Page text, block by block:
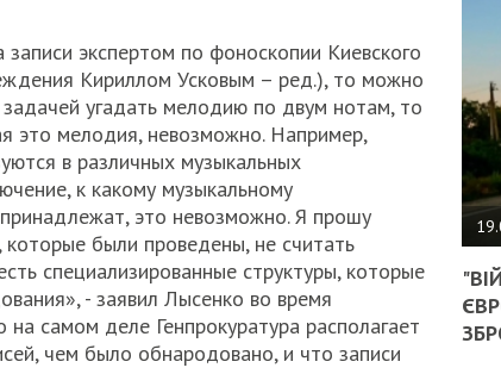
экспертом по фоноскопии Киевского
Кириллом Усковым – ред.), то можно
угадать мелодию по двум нотам, то
это мелодия, невозможно. Например,
в различных музыкальных
к какому музыкальному
это невозможно. Я прошу
были проведены, не считать
специализированные структуры, которые
- заявил Лысенко во время
самом деле Генпрокуратура располагает
чем было обнародовано, и что записи
НА